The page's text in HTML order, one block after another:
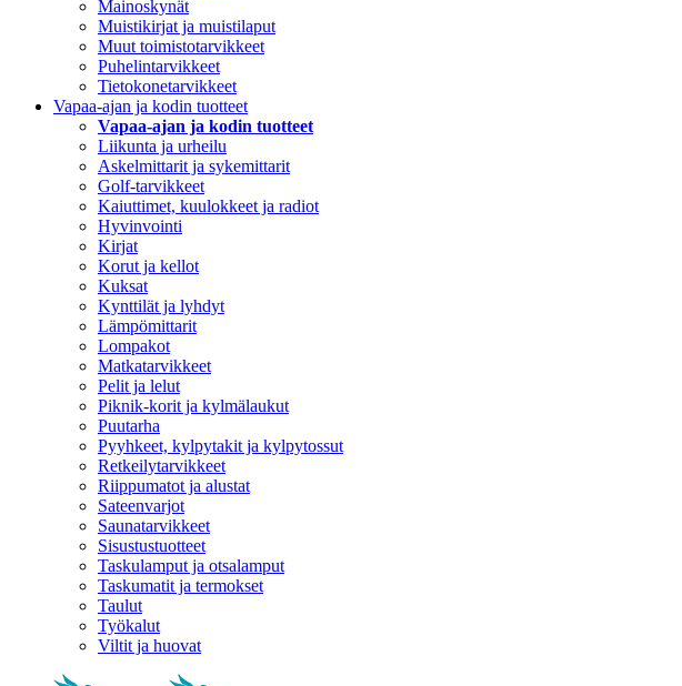
Mainoskynät
Muistikirjat ja muistilaput
Muut toimistotarvikkeet
Puhelintarvikkeet
Tietokonetarvikkeet
Vapaa-ajan ja kodin tuotteet
Vapaa-ajan ja kodin tuotteet
Liikunta ja urheilu
Askelmittarit ja sykemittarit
Golf-tarvikkeet
Kaiuttimet, kuulokkeet ja radiot
Hyvinvointi
Kirjat
Korut ja kellot
Kuksat
Kynttilät ja lyhdyt
Lämpömittarit
Lompakot
Matkatarvikkeet
Pelit ja lelut
Piknik-korit ja kylmälaukut
Puutarha
Pyyhkeet, kylpytakit ja kylpytossut
Retkeilytarvikkeet
Riippumatot ja alustat
Sateenvarjot
Saunatarvikkeet
Sisustustuotteet
Taskulamput ja otsalamput
Taskumatit ja termokset
Taulut
Työkalut
Viltit ja huovat